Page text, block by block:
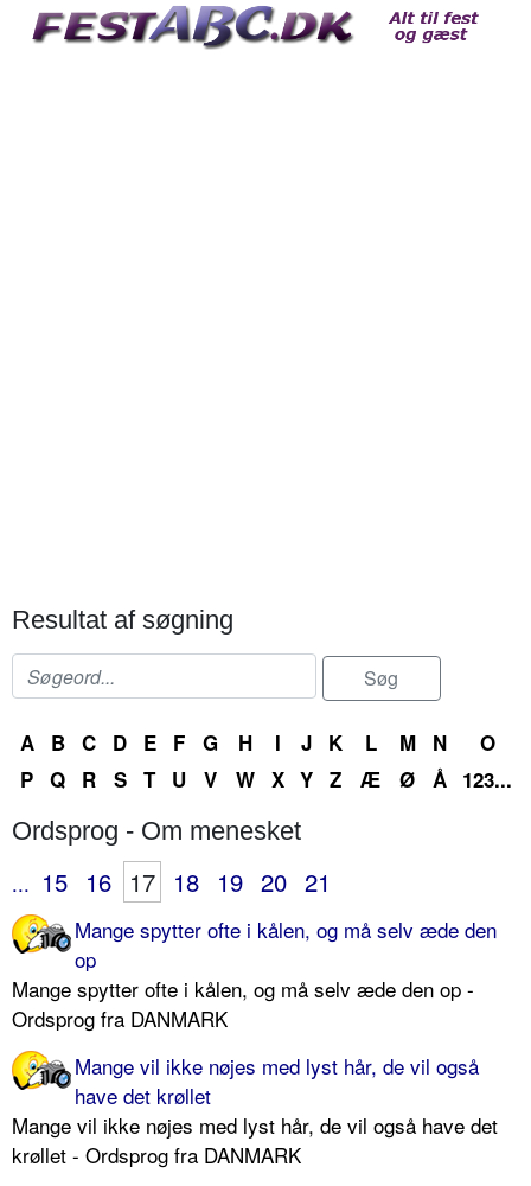
Resultat af søgning
A B C D E F G H I J K L M N
O
P Q R S T U V W X Y Z Æ Ø Å 123...
Ordsprog - Om menesket
... 15 16 17 18 19 20 21
Mange spytter ofte i kålen, og må selv æde den
op
Mange spytter ofte i kålen, og må selv æde den op -
Ordsprog fra DANMARK
Mange vil ikke nøjes med lyst hår, de vil også
have det krøllet
Mange vil ikke nøjes med lyst hår, de vil også have det
krøllet - Ordsprog fra DANMARK